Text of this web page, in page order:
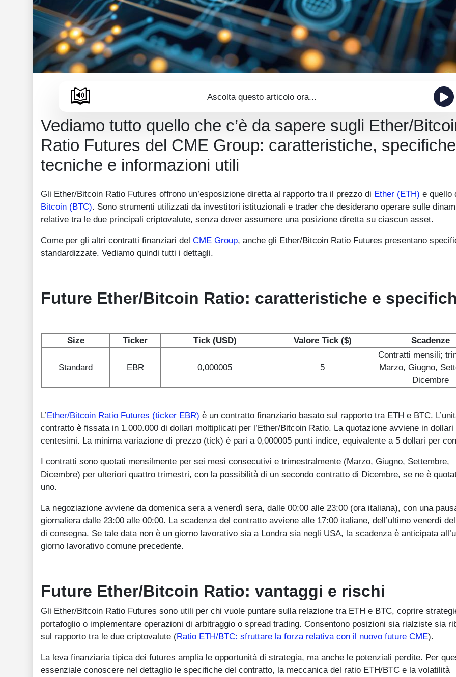
Ascolta questo articolo ora...
Vediamo tutto quello che c’è da sapere sugli Ether/
Ratio Futures del CME Group: caratteristiche, specifiche
tecniche e informazioni utili
Gli Ether/Bitcoin Ratio Futures offrono un’esposizione diretta al rapporto tra il prezzo di Ether (ETH) e quello
Bitcoin (BTC). Sono strumenti utilizzati da investitori istituzionali e trader che desiderano operare sulle
relative tra le due principali criptovalute, senza dover assumere una posizione diretta su ciascun asset.
Come per gli altri contratti finanziari del CME Group, anche gli Ether/Bitcoin Ratio Futures presentano
standardizzate. Vediamo quindi tutti i dettagli.
Future Ether/Bitcoin Ratio: caratteristiche e
Size Ticker Tick (USD) Valore Tick ($) Scadenze
Standard EBR 0,000005 5
Contratti mensili;
Marzo, Giugno,
Dicembre
L’Ether/Bitcoin Ratio Futures (ticker EBR) è un contratto finanziario basato sul rapporto tra ETH e BTC.
contratto è fissata in 1.000.000 di dollari moltiplicati per l’Ether/Bitcoin Ratio. La quotazione avviene in dollari
centesimi. La minima variazione di prezzo (tick) è pari a 0,000005 punti indice, equivalente a 5 dollari per
I contratti sono quotati mensilmente per sei mesi consecutivi e trimestralmente (Marzo, Giugno, Settembre,
Dicembre) per ulteriori quattro trimestri, con la possibilità di un secondo contratto di Dicembre, se ne è
uno.
La negoziazione avviene da domenica sera a venerdì sera, dalle 00:00 alle 23:00 (ora italiana), con una
giornaliera dalle 23:00 alle 00:00. La scadenza del contratto avviene alle 17:00 italiane, dell’ultimo venerdì
di consegna. Se tale data non è un giorno lavorativo sia a Londra sia negli USA, la scadenza è anticipata
giorno lavorativo comune precedente.
Future Ether/Bitcoin Ratio: vantaggi e rischi
Gli Ether/Bitcoin Ratio Futures sono utili per chi vuole puntare sulla relazione tra ETH e BTC, coprire
portafoglio o implementare operazioni di arbitraggio o spread trading. Consentono posizioni sia rialziste sia
sul rapporto tra le due criptovalute (Ratio ETH/BTC: sfruttare la forza relativa con il nuovo future CME).
La leva finanziaria tipica dei futures amplia le opportunità di strategia, ma anche le potenziali perdite. Per
essenziale conoscere nel dettaglio le specifiche del contratto, la meccanica del ratio ETH/BTC e la volatilità